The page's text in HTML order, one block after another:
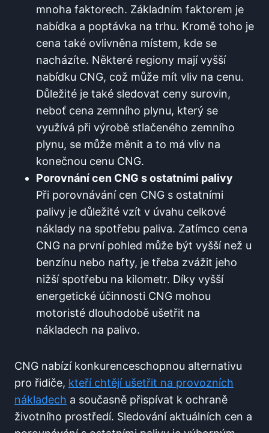
mnoha faktorech. Základním faktorem je
nabídka a poptávka na trhu. Kromě toho je
cena také ovlivněna místem, kde se
nacházíte. Některé regiony mají vyšší
nabídku CNG, což může mít vliv na cenu.
Důležité je také sledovat ceny surovin,
neboť cena zemního plynu, který se
využívá při výrobě stlačeného zemního
plynu, se může měnit a to má vliv na
konečnou cenu CNG.
Porovnání cen CNG s ostatními palivy
Při porovnávání cen CNG s ostatními
palivy je důležité vzít v úvahu celkové
náklady na spotřebu paliva. Zatímco cena
CNG na první pohled může být vyšší než u
benzínu nebo nafty, je třeba zvážit jeho
nižší spotřebu na kilometr. Díky vyšší
energetické účinnosti CNG mohou
motoristé dlouhodobě ušetřit na
nákladech na palivo.
CNG nabízí konkurenceschopnou alternativu
pro řidiče, kteří chtějí ušetřit na provozních
nákladech a současně přispívat k ochraně
životního prostředí. Sledování aktuálních cen a